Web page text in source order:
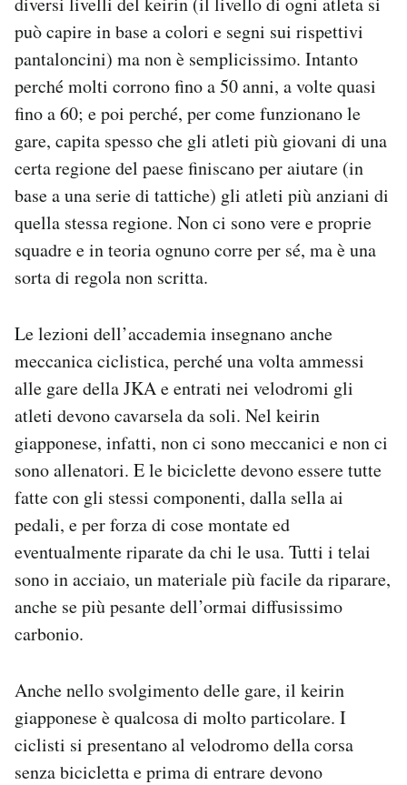
può capire in base a colori e segni sui rispettivi
pantaloncini) ma non è semplicissimo. Intanto
perché molti corrono fino a 50 anni, a volte quasi
fino a 60; e poi perché, per come funzionano le
gare, capita spesso che gli atleti più giovani di una
certa regione del paese finiscano per aiutare (in
base a una serie di tattiche) gli atleti più anziani di
quella stessa regione. Non ci sono vere e proprie
squadre e in teoria ognuno corre per sé, ma è una
sorta di regola non scritta.
Le lezioni dell’accademia insegnano anche
meccanica ciclistica, perché una volta ammessi
alle gare della JKA e entrati nei velodromi gli
atleti devono cavarsela da soli. Nel keirin
giapponese, infatti, non ci sono meccanici e non ci
sono allenatori. E le biciclette devono essere tutte
fatte con gli stessi componenti, dalla sella ai
pedali, e per forza di cose montate ed
eventualmente riparate da chi le usa. Tutti i telai
sono in acciaio, un materiale più facile da riparare,
anche se più pesante dell’ormai diffusissimo
carbonio.
Anche nello svolgimento delle gare, il keirin
giapponese è qualcosa di molto particolare. I
ciclisti si presentano al velodromo della corsa
senza bicicletta e prima di entrare devono